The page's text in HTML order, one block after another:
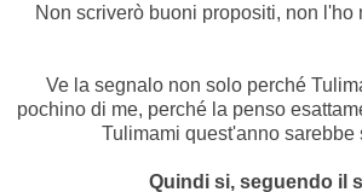
Non scriverò buoni propositi, non
Ve la segnalo non solo perché
pochino di me, perché la penso
Tulimami quest'anno
Quindi si, seguendo il